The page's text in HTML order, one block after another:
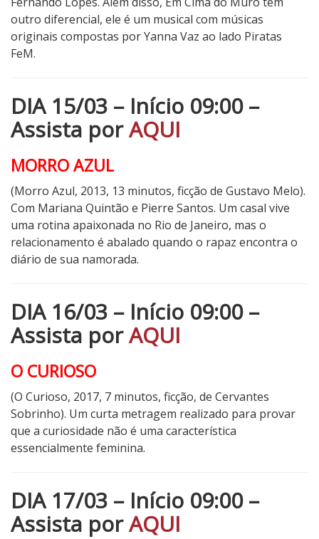
outro diferencial, ele é um musical com músicas
originais compostas por Yanna Vaz ao lado Piratas
FeM.
DIA 15/03 – Início 09:00 –
Assista porAQUI
MORRO AZUL
(Morro Azul, 2013, 13 minutos, ficção de Gustavo Melo).
Com Mariana Quintão e Pierre Santos. Um casal vive
uma rotina apaixonada no Rio de Janeiro, mas o
relacionamento é abalado quando o rapaz encontra o
diário de sua namorada.
DIA 16/03 – Início 09:00 –
Assista porAQUI
O CURIOSO
(O Curioso, 2017, 7 minutos, ficção, de Cervantes
Sobrinho). Um curta metragem realizado para provar
que a curiosidade não é uma característica
essencialmente feminina.
DIA 17/03 – Início 09:00 –
Assista porAQUI